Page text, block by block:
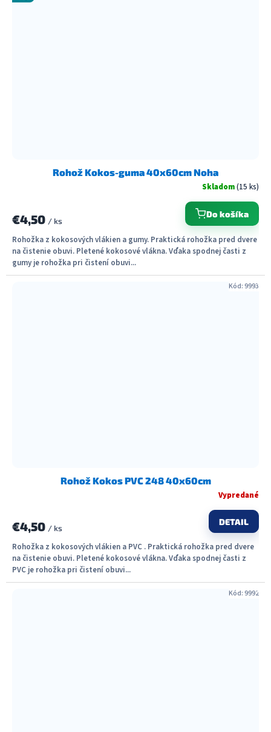
Rohož Kokos-guma 40x60cm Noha
Skladom(15 ks)
€4,50 / ks
Do košíka
Rohožka z kokosových vlákien a gumy. Praktická rohožka pred dvere
na čistenie obuvi. Pletené kokosové vlákna. Vďaka spodnej časti z
gumy je rohožka pri čistení obuvi...
Rohož Kokos PVC 248 40x60cm
Vypredané
€4,50 / ks
DETAIL
Rohožka z kokosových vlákien a PVC . Praktická rohožka pred dvere
na čistenie obuvi. Pletené kokosové vlákna. Vďaka spodnej časti z
PVC je rohožka pri čistení obuvi...
Kód:9993
Kód:9992